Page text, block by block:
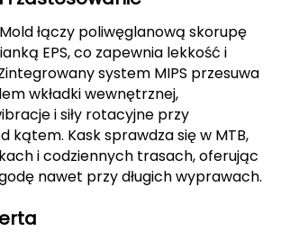
łączy poliwęglanową skorupę
EPS, co zapewnia lekkość i
system MIPS przesuwa
wkładki wewnętrznej,
i siły rotacyjne przy
kątem. Kask sprawdza się w MTB,
i codziennych trasach, oferując
nawet przy długich wyprawach.